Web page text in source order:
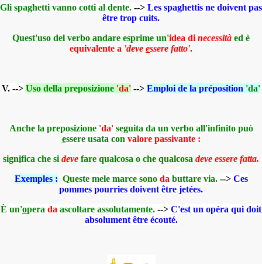
Gli spaghetti vanno cotti al dente. --> Les spaghettis ne doivent pas
être trop cuits.
Quest'uso del verbo andare esprime un'idea di necessità ed è
equivalente a 'deve essere fatto'.
V. --> Uso della preposizione 'da' --> Emploi de la préposition 'da'
Anche la preposizione 'da'seguita da un verbo all'infinito può
essere usata con valore passivante :
significa che si deve fare qualcosa o che qualcosa deve essere fatta.
Exemples : Queste mele marce sono da buttare via.--> Ces
pommes pourries doivent être jetées.
È un'opera da ascoltare assolutamente. --> C'est un opéra qui doit
absolument être écouté.